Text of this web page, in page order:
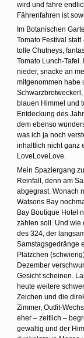
wird und fahre
Fährenfahren ist
Im Botanischen
Tomato Festival
tolle Chutneys,
Tomato Lunch-
nieder, snacke an
mitgenommen habe
blauen Himmel und
Entdeckung des
dem ebenso
was ich ja noch
inhaltlich nicht ganz
LoveLoveLove.
Mein Spaziergang
Reinfall, denn am
abgegrast. Wonach
Watsons Bay
Bay Boutique Hotel
zählen soll. Und wie
des 324, der
Samstagsgedränge
Plätzchen
Dezember
Gesicht scheinen.
heute weitere
Zeichen und die
Zimmer, Outfit-
eher – zeitlich –
gewaltig und der